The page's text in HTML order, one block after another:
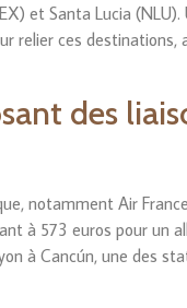
et Santa Lucia (NLU).
relier ces destinations,
des
notamment Air
à 573 euros pour un
à Cancún, une des